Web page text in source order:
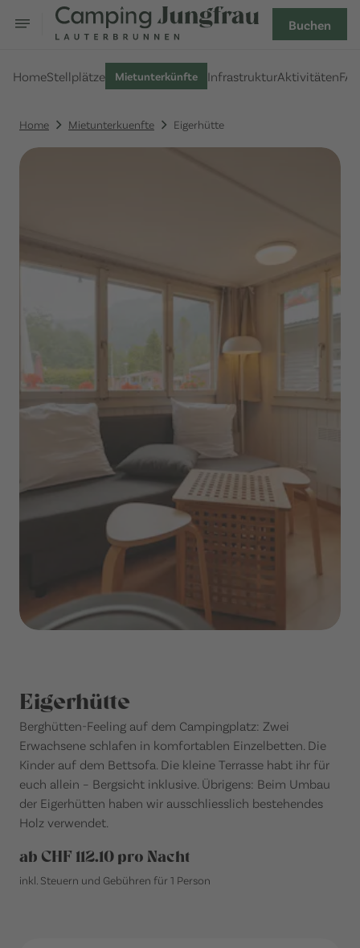
Buchen
HomeStellplätze Mietunterkünfte InfrastrukturAktivitäten
Home Mietunterkuenfte Eigerhütte
Eigerhütte
Berghütten-Feeling auf dem Campingplatz: Zwei
Erwachsene schlafen in komfortablen Einzelbetten. Die
Kinder auf dem Bettsofa. Die kleine Terrasse habt ihr für
euch allein – Bergsicht inklusive. Übrigens: Beim Umbau
der Eigerhütten haben wir ausschliesslich bestehendes
Holz verwendet.
ab CHF 112.10 pro Nacht
inkl. Steuern und Gebühren für 1 Person